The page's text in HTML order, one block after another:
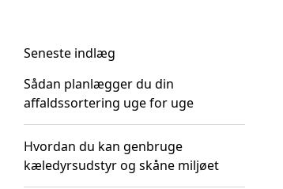
Seneste indlæg
Sådan planlægger du din
affaldssortering uge for uge
Hvordan du kan genbruge
kæledyrsudstyr og skåne miljøet